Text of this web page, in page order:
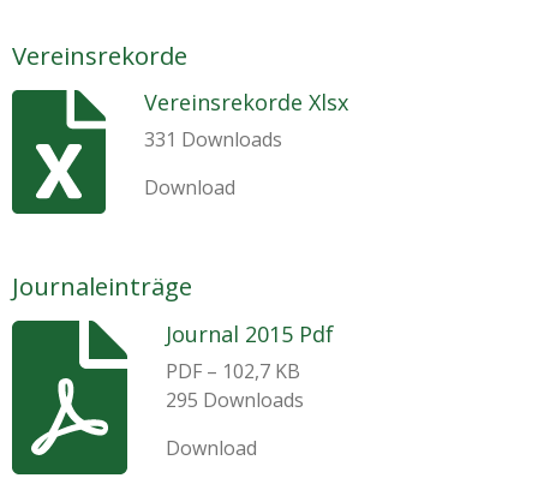
Vereinsrekorde
Vereinsrekorde Xlsx
331 Downloads
Download
Journaleinträge
Journal 2015 Pdf
PDF – 102,7 KB
295 Downloads
Download